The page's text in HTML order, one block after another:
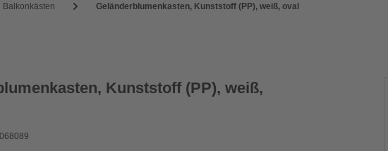
Balkonkästen Geländerblumenkasten, Kunststoff (PP), weiß, oval
Kunststoff (PP), weiß,